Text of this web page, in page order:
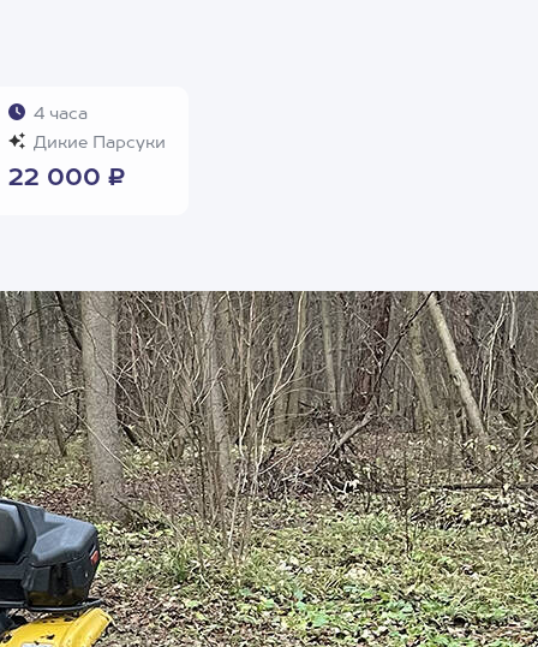
4 часа
Дикие Парсуки
22 000 ₽